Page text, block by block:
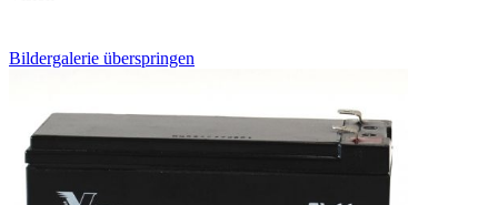
Bildergalerie überspringen